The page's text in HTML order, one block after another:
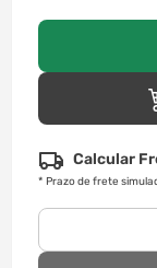
Calcular
* Prazo de frete